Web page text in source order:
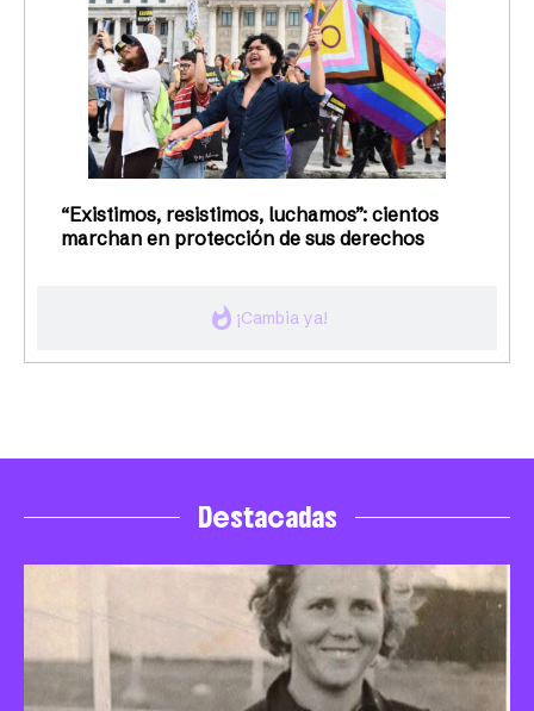
whatshot ¡Cambia ya!
“Existimos, resistimos, luchamos”: cientos
marchan en protección de sus derechos
Destacadas